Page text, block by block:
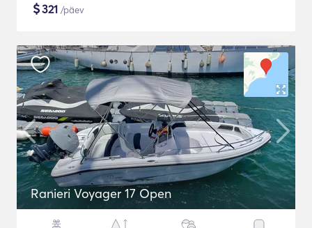
$321 /päev
Ranieri Voyager 17 Open